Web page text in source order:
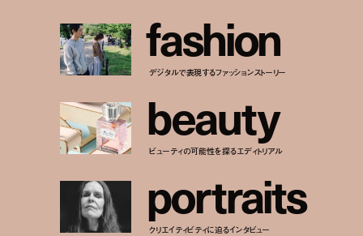
fashion
デジタルで表現するファッションストーリー
beauty
ビューティの可能性を探るエディトリアル
portraits
クリエイティビティに迫るインタビュー